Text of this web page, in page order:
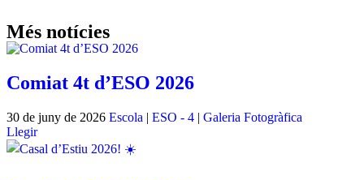
Més notícies
Comiat 4t d’ESO 2026
30 de juny de 2026 Escola | ESO - 4 | Galeria Fotogràfica
Llegir